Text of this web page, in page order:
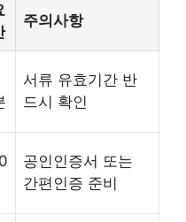
주의사항
서류 유효기간 반
드시 확인
공인인증서 또는
간편인증 준비